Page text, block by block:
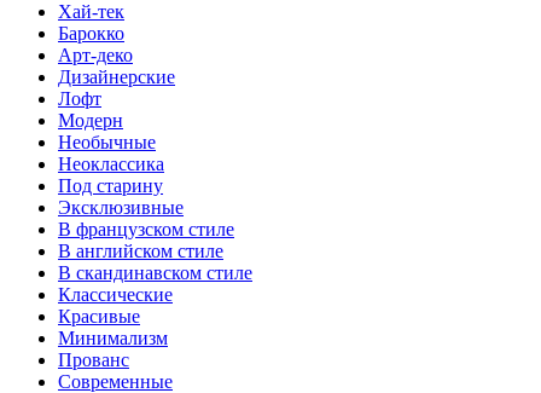
Хай-тек
Барокко
Арт-деко
Дизайнерские
Лофт
Модерн
Необычные
Неоклассика
Под старину
Эксклюзивные
В французском стиле
В английском стиле
В скандинавском стиле
Классические
Красивые
Минимализм
Прованс
Современные